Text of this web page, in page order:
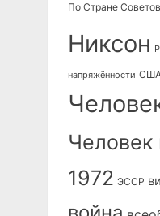
По Стране Советов
Никсон
напряжённости
Человек
1972 ЭССР